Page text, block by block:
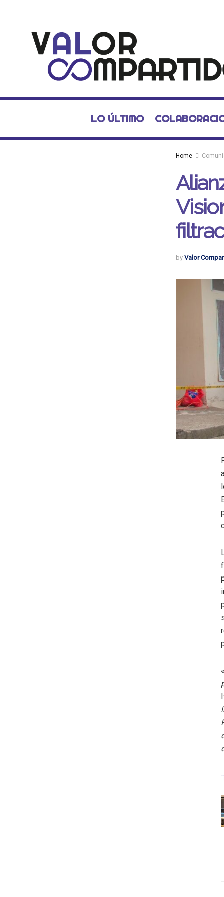
LO ÚLTIMO
Home
by Valor